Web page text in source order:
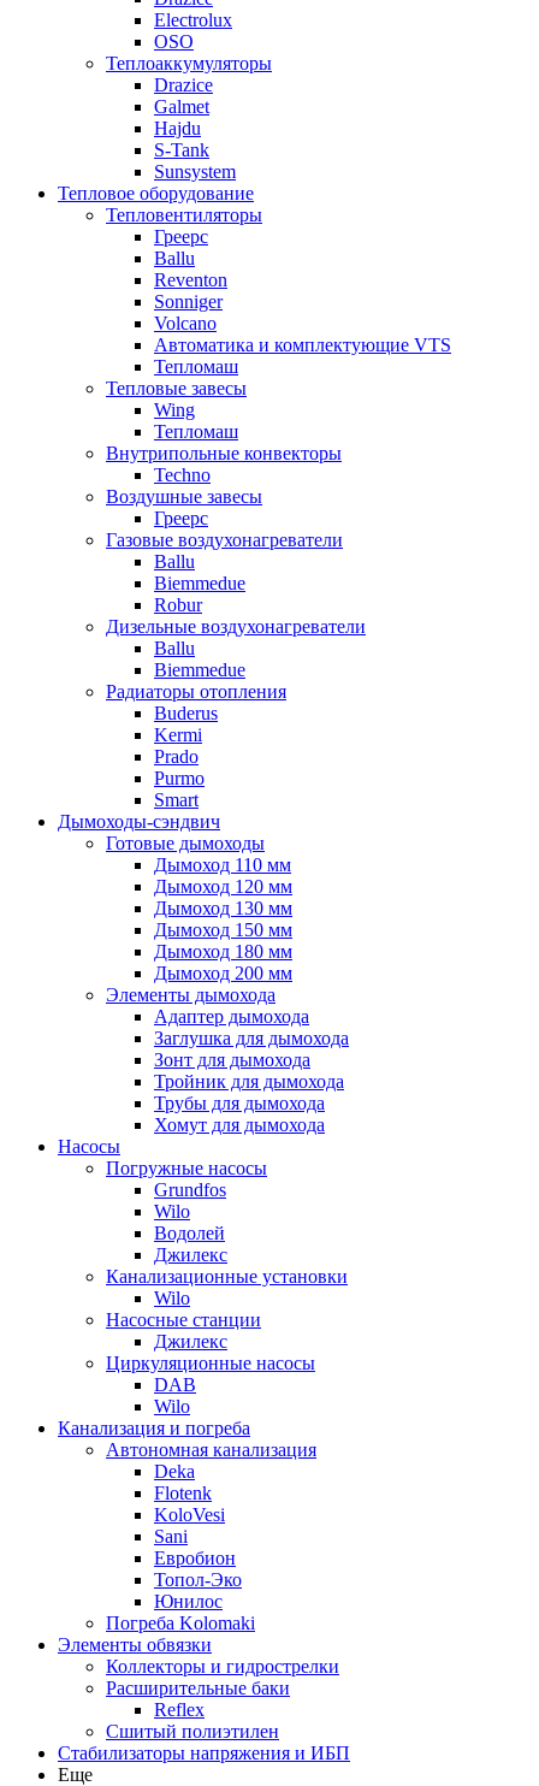
Electrolux
OSO
Теплоаккумуляторы
Drazice
Galmet
Hajdu
S-Tank
Sunsystem
Тепловое оборудование
Тепловентиляторы
Греерс
Ballu
Reventon
Sonniger
Volcano
Автоматика и комплектующие VTS
Тепломаш
Тепловые завесы
Wing
Тепломаш
Внутрипольные конвекторы
Techno
Воздушные завесы
Греерс
Газовые воздухонагреватели
Ballu
Biemmedue
Robur
Дизельные воздухонагреватели
Ballu
Biemmedue
Радиаторы отопления
Buderus
Kermi
Prado
Purmo
Smart
Дымоходы-сэндвич
Готовые дымоходы
Дымоход 110 мм
Дымоход 120 мм
Дымоход 130 мм
Дымоход 150 мм
Дымоход 180 мм
Дымоход 200 мм
Элементы дымохода
Адаптер дымохода
Заглушка для дымохода
Зонт для дымохода
Тройник для дымохода
Трубы для дымохода
Хомут для дымохода
Насосы
Погружные насосы
Grundfos
Wilo
Водолей
Джилекс
Канализационные установки
Wilo
Насосные станции
Джилекс
Циркуляционные насосы
DAB
Wilo
Канализация и погреба
Автономная канализация
Deka
Flotenk
KoloVesi
Sani
Евробион
Топол-Эко
Юнилос
Погреба Kolomaki
Элементы обвязки
Коллекторы и гидрострелки
Расширительные баки
Reflex
Сшитый полиэтилен
Стабилизаторы напряжения и ИБП
Еще